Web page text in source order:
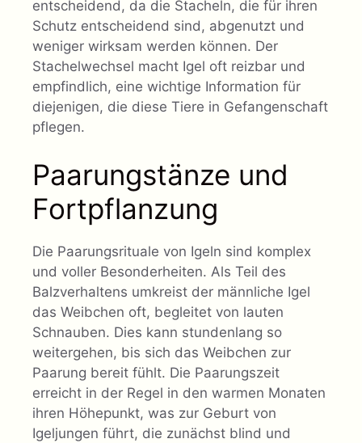
entscheidend, da die Stacheln, die für ihren
Schutz entscheidend sind, abgenutzt und
weniger wirksam werden können. Der
Stachelwechsel macht Igel oft reizbar und
empfindlich, eine wichtige Information für
diejenigen, die diese Tiere in Gefangenschaft
pflegen.
Paarungstänze und
Fortpflanzung
Die Paarungsrituale von Igeln sind komplex
und voller Besonderheiten. Als Teil des
Balzverhaltens umkreist der männliche Igel
das Weibchen oft, begleitet von lauten
Schnauben. Dies kann stundenlang so
weitergehen, bis sich das Weibchen zur
Paarung bereit fühlt. Die Paarungszeit
erreicht in der Regel in den warmen Monaten
ihren Höhepunkt, was zur Geburt von
Igeljungen führt, die zunächst blind und